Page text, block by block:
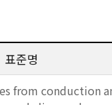
표준명
from conduction